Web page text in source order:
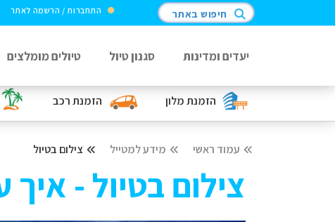
הזמנת מלון הזמנת רכב
התחברות / הרשמה לאתר חיפוש באתר
יעדים ומדינות סגנון טיול טיולים מומלצים
עמוד ראשי מידע למטייל צילום בטיול
צילום בטיול - איך